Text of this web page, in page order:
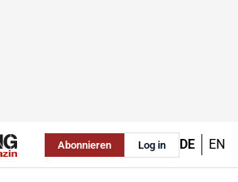
Abonnieren Log in DE EN